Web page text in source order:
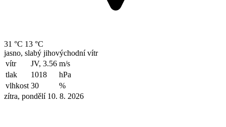
31 °C 13 °C
jasno, slabý jihovýchodní vítr
vítr
JV, 3.56 m/s
tlak
1018
hPa
vlhkost 30
%
zítra, pondělí 10. 8. 2026